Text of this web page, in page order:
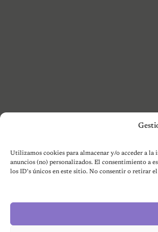
Utilizamos cookies para almacenar y/o acceder a
anuncios (no) personalizados. El consentimiento a
los ID's únicos en este sitio. No consentir o retirar